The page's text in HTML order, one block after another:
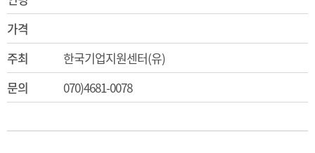
가격
주최
한국기업지원센터(유)
문의
070)4681-0078